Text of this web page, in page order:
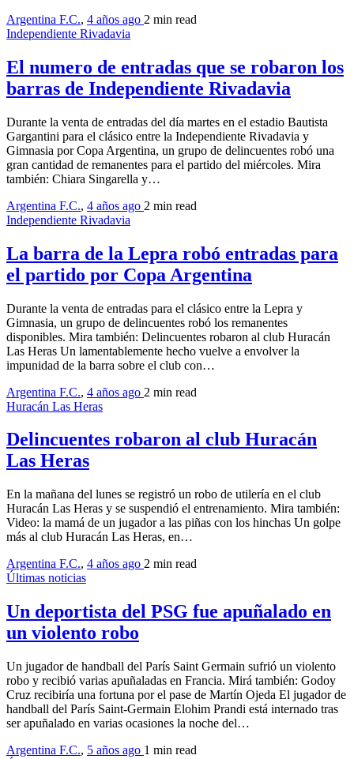
Argentina F.C., 4 años ago 2 min read
Independiente Rivadavia
El numero de entradas que se robaron los
barras de Independiente Rivadavia
Durante la venta de entradas del día martes en el estadio Bautista
Gargantini para el clásico entre la Independiente Rivadavia y
Gimnasia por Copa Argentina, un grupo de delincuentes robó una
gran cantidad de remanentes para el partido del miércoles. Mira
también: Chiara Singarella y…
Argentina F.C., 4 años ago 2 min read
Independiente Rivadavia
La barra de la Lepra robó entradas para
el partido por Copa Argentina
Durante la venta de entradas para el clásico entre la Lepra y
Gimnasia, un grupo de delincuentes robó los remanentes
disponibles. Mira también: Delincuentes robaron al club Huracán
Las Heras Un lamentablemente hecho vuelve a envolver la
impunidad de la barra sobre el club con…
Argentina F.C., 4 años ago 2 min read
Huracán Las Heras
Delincuentes robaron al club Huracán
Las Heras
En la mañana del lunes se registró un robo de utilería en el club
Huracán Las Heras y se suspendió el entrenamiento. Mira también:
Video: la mamá de un jugador a las piñas con los hinchas Un golpe
más al club Huracán Las Heras, en…
Argentina F.C., 4 años ago 2 min read
Últimas noticias
Un deportista del PSG fue apuñalado en
un violento robo
Un jugador de handball del París Saint Germain sufrió un violento
robo y recibió varias apuñaladas en Francia. Mirá también: Godoy
Cruz recibiría una fortuna por el pase de Martín Ojeda El jugador de
handball del París Saint-Germain Elohim Prandi está internado tras
ser apuñalado en varias ocasiones la noche del…
Argentina F.C., 5 años ago 1 min read